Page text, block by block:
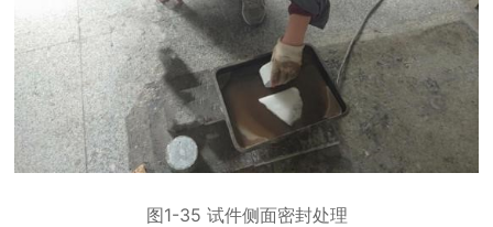
图1-35 试件侧面密封处理